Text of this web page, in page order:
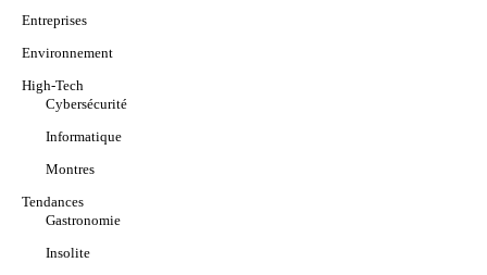
Entreprises
Environnement
High-Tech
Cybersécurité
Informatique
Montres
Tendances
Gastronomie
Insolite